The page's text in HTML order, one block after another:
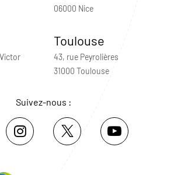
06000 Nice
Toulouse
43, rue Peyrolières
31000 Toulouse
Suivez-nous :